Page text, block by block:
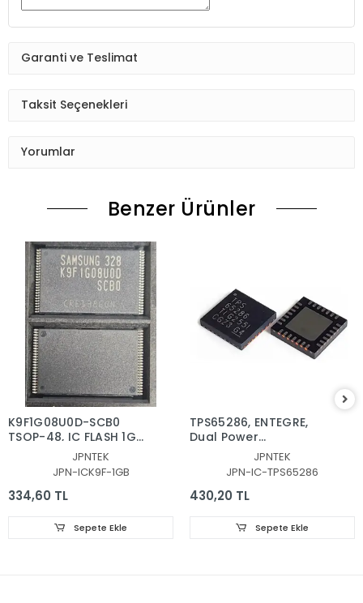
Garanti ve Teslimat
Taksit Seçenekleri
Yorumlar
Benzer Ürünler
K9F1G08U0D-SCB0
TSOP-48, IC FLASH 1Gb
TSOP48, NAND FLASH
ENTEGRE
JPNTEK
JPN-ICK9F-1GB
334,60 TL
Sepete Ekle
TPS65286, ENTEGRE,
Dual Power
Distribution Switches
With 4.5-Vto28-VInput
Voltage, 6-AOutput
JPNTEK
JPN-IC-TPS65286
430,20 TL
Sepete Ekle